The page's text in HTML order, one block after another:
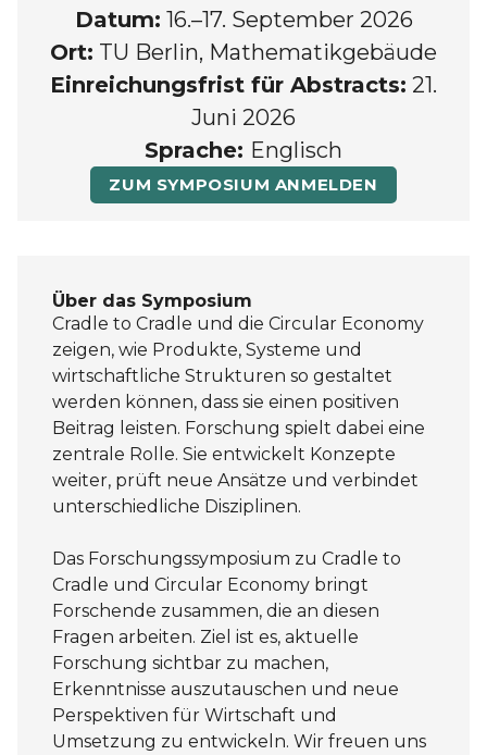
Datum: 16.–17. September 2026
Ort: TU Berlin, Mathematikgebäude
Einreichungsfrist für Abstracts: 21.
Juni 2026
Sprache: Englisch
ZUM SYMPOSIUM ANMELDEN
Über das Symposium
Cradle to Cradle und die Circular Economy
zeigen, wie Produkte, Systeme und
wirtschaftliche Strukturen so gestaltet
werden können, dass sie einen positiven
Beitrag leisten. Forschung spielt dabei eine
zentrale Rolle. Sie entwickelt Konzepte
weiter, prüft neue Ansätze und verbindet
unterschiedliche Disziplinen.
Das Forschungssymposium zu Cradle to
Cradle und Circular Economy bringt
Forschende zusammen, die an diesen
Fragen arbeiten. Ziel ist es, aktuelle
Forschung sichtbar zu machen,
Erkenntnisse auszutauschen und neue
Perspektiven für Wirtschaft und
Umsetzung zu entwickeln. Wir freuen uns